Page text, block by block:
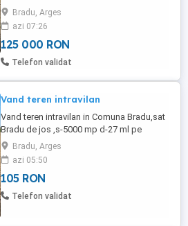
Acces: Drum administrat de primărie,
lățime de 8 metri. Utilități: În imediata
proximitate ...
Bradu, Arges
azi 07:26
125 000 RON
Telefon validat
Vand teren intravilan
Vand teren intravilan in Comuna Bradu,sat
Bradu de jos ,s-5000 mp d-27 ml pe
ambele capete.Unic proprietar de drept
Bradu, Arges
azi 05:50
105 RON
Telefon validat